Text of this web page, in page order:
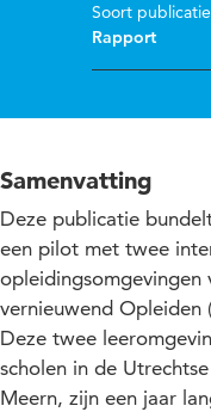
Soort publicatie
Rapport
Samenvatting
Deze publicatie
een pilot met twee
vernieuwend Opleiden
Deze twee
scholen in de
Meern, zijn een jaar